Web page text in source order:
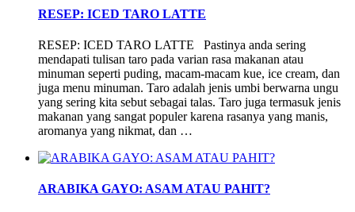
RESEP: ICED TARO LATTE
RESEP: ICED TARO LATTE Pastinya anda sering
mendapati tulisan taro pada varian rasa makanan atau
minuman seperti puding, macam-macam kue, ice cream, dan
juga menu minuman. Taro adalah jenis umbi berwarna ungu
yang sering kita sebut sebagai talas. Taro juga termasuk jenis
makanan yang sangat populer karena rasanya yang manis,
aromanya yang nikmat, dan …
ARABIKA GAYO: ASAM ATAU PAHIT?